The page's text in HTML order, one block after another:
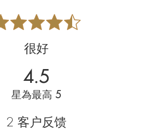
很好
4.5
星為最高 5
2 客户反馈